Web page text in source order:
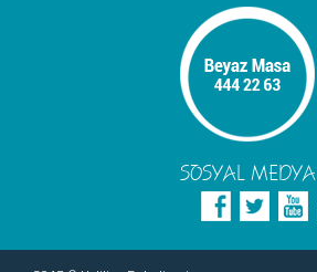
SOSYAL MEDYA